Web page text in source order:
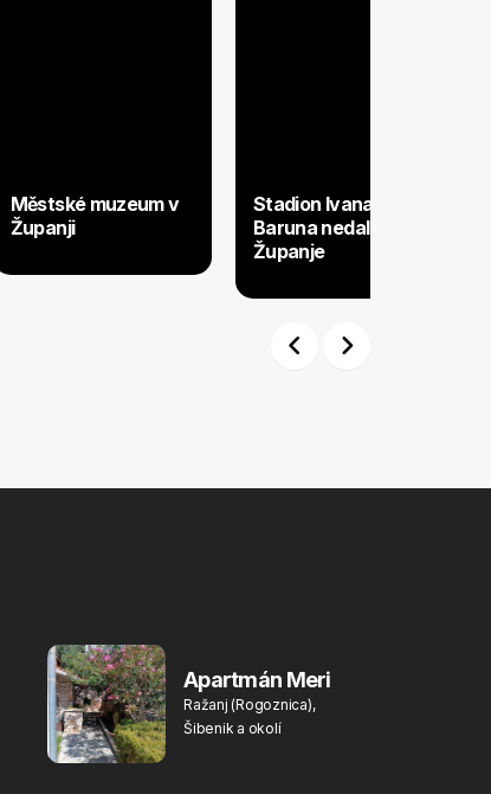
Městské muzeum v
Županji
Stadion Ivana
Baruna nedaleko
Županje
Apartmán Meri
Ražanj (Rogoznica),
Šibenik a okolí